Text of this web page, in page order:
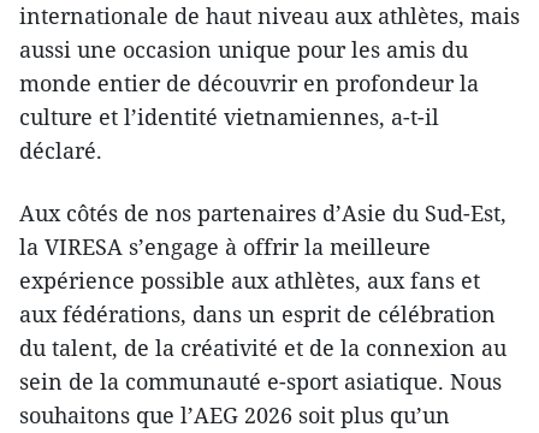
internationale de haut niveau aux athlètes, mais
aussi une occasion unique pour les amis du
monde entier de découvrir en profondeur la
culture et l’identité vietnamiennes, a-t-il
déclaré.
Aux côtés de nos partenaires d’Asie du Sud-Est,
la VIRESA s’engage à offrir la meilleure
expérience possible aux athlètes, aux fans et
aux fédérations, dans un esprit de célébration
du talent, de la créativité et de la connexion au
sein de la communauté e-sport asiatique. Nous
souhaitons que l’AEG 2026 soit plus qu’un